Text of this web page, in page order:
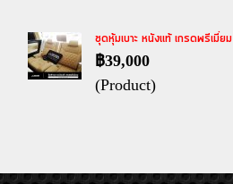
ชุดหุ้มเบาะ หนังแท้ เกรดพรีเมี่ยม
฿39,000
(Product)